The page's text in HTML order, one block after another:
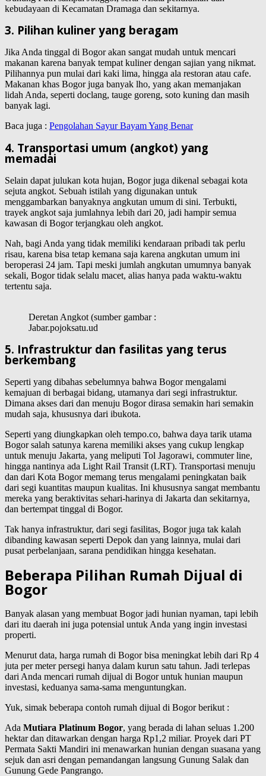
kebudayaan di Kecamatan Dramaga dan sekitarnya.
3. Pilihan kuliner yang beragam
Jika Anda tinggal di Bogor akan sangat mudah untuk mencari
makanan karena banyak tempat kuliner dengan sajian yang nikmat.
Pilihannya pun mulai dari kaki lima, hingga ala restoran atau cafe.
Makanan khas Bogor juga banyak lho, yang akan memanjakan
lidah Anda, seperti doclang, tauge goreng, soto kuning dan masih
banyak lagi.
Baca juga : Pengolahan Sayur Bayam Yang Benar
4. Transportasi umum (angkot) yang
memadai
Selain dapat julukan kota hujan, Bogor juga dikenal sebagai kota
sejuta angkot. Sebuah istilah yang digunakan untuk
menggambarkan banyaknya angkutan umum di sini. Terbukti,
trayek angkot saja jumlahnya lebih dari 20, jadi hampir semua
kawasan di Bogor terjangkau oleh angkot.
Nah, bagi Anda yang tidak memiliki kendaraan pribadi tak perlu
risau, karena bisa tetap kemana saja karena angkutan umum ini
beroperasi 24 jam. Tapi meski jumlah angkutan umumnya banyak
sekali, Bogor tidak selalu macet, alias hanya pada waktu-waktu
tertentu saja.
Deretan Angkot (sumber gambar :
Jabar.pojoksatu.ud
5. Infrastruktur dan fasilitas yang terus
berkembang
Seperti yang dibahas sebelumnya bahwa Bogor mengalami
kemajuan di berbagai bidang, utamanya dari segi infrastruktur.
Dimana akses dari dan menuju Bogor dirasa semakin hari semakin
mudah saja, khususnya dari ibukota.
Seperti yang diungkapkan oleh tempo.co, bahwa daya tarik utama
Bogor salah satunya karena memiliki akses yang cukup lengkap
untuk menuju Jakarta, yang meliputi Tol Jagorawi, commuter line,
hingga nantinya ada Light Rail Transit (LRT). Transportasi menuju
dan dari Kota Bogor memang terus mengalami peningkatan baik
dari segi kuantitas maupun kualitas. Ini khususnya sangat membantu
mereka yang beraktivitas sehari-harinya di Jakarta dan sekitarnya,
dan bertempat tinggal di Bogor.
Tak hanya infrastruktur, dari segi fasilitas, Bogor juga tak kalah
dibanding kawasan seperti Depok dan yang lainnya, mulai dari
pusat perbelanjaan, sarana pendidikan hingga kesehatan.
Beberapa Pilihan Rumah Dijual di
Bogor
Banyak alasan yang membuat Bogor jadi hunian nyaman, tapi lebih
dari itu daerah ini juga potensial untuk Anda yang ingin investasi
properti.
Menurut data, harga rumah di Bogor bisa meningkat lebih dari Rp 4
juta per meter persegi hanya dalam kurun satu tahun. Jadi terlepas
dari Anda mencari rumah dijual di Bogor untuk hunian maupun
investasi, keduanya sama-sama menguntungkan.
Yuk, simak beberapa contoh rumah dijual di Bogor berikut :
Ada Mutiara Platinum Bogor, yang berada di lahan seluas 1.200
hektar dan ditawarkan dengan harga Rp1,2 miliar. Proyek dari PT
Permata Sakti Mandiri ini menawarkan hunian dengan suasana yang
sejuk dan asri dengan pemandangan langsung Gunung Salak dan
Gunung Gede Pangrango.